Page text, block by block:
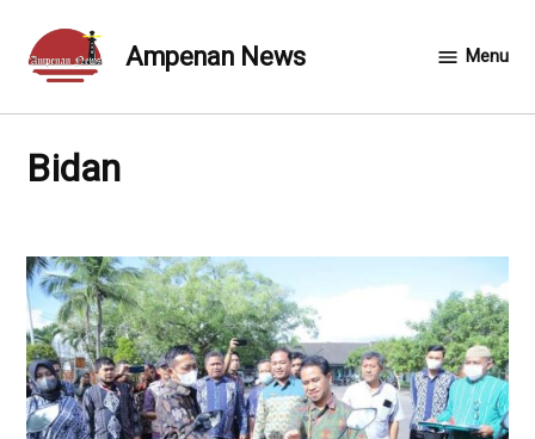
content
Ampenan News Menu
Bidan